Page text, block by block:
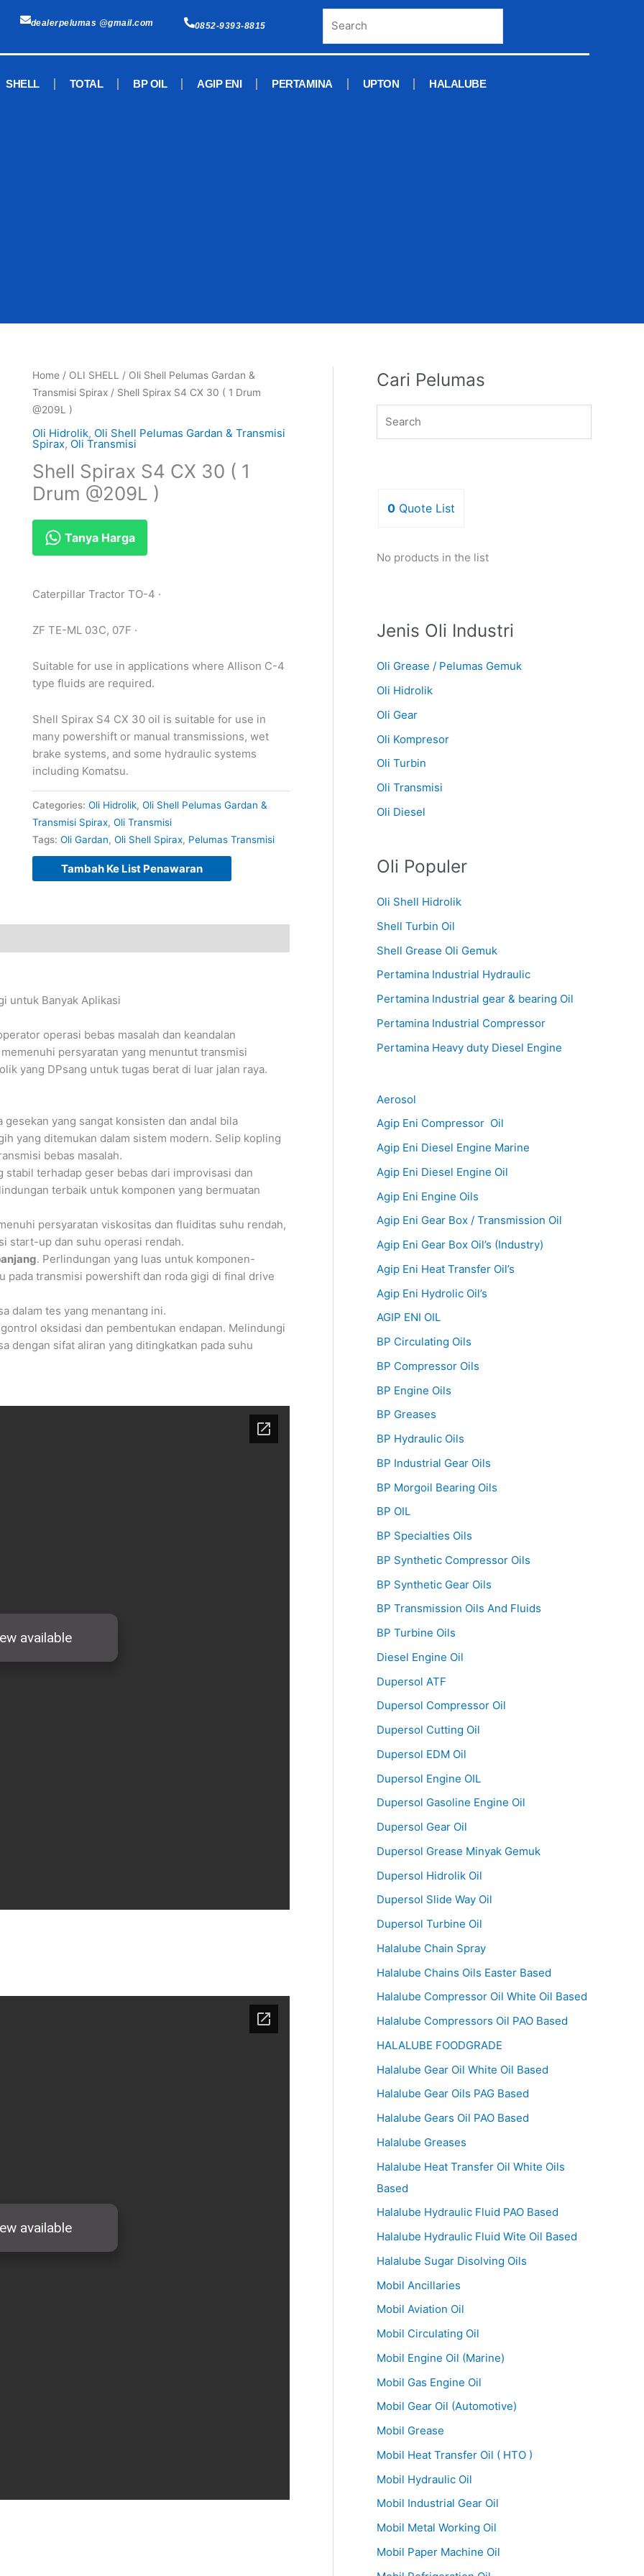
dealerpelumas @gmail.com 0852-9393-8815
SHELL TOTAL BP OIL AGIP ENI PERTAMINA UPTON HALALUBE
Home/ OLI SHELL / Oli Shell Pelumas Gardan &
Transmisi Spirax/ Shell Spirax S4 CX 30 ( 1 Drum
@209L )
Oli Hidrolik, Oli Shell Pelumas Gardan & Transmisi
Spirax, Oli Transmisi
Shell Spirax S4 CX 30 ( 1
Drum @209L )
Tanya Harga
Caterpillar Tractor TO-4 ·
ZF TE-ML 03C, 07F ·
Suitable for use in applications where Allison C-4
type fluids are required.
Shell Spirax S4 CX 30 oil is suitable for use in
many powershift or manual transmissions, wet
brake systems, and some hydraulic systems
including Komatsu.
Categories: Oli Hidrolik, Oli Shell Pelumas Gardan &
Transmisi Spirax, Oli Transmisi
Tags: Oli Gardan, Oli Shell Spirax, Pelumas Transmisi
Tambah Ke List Penawaran
untuk Banyak Aplikasi
operasi bebas masalah dan keandalan
persyaratan yang menuntut transmisi
yang DPsang untuk tugas berat di luar jalan raya.
gesekan yang sangat konsisten dan andal bila
yang ditemukan dalam sistem modern. Selip kopling
bebas masalah.
stabil terhadap geser bebas dari improvisasi dan
terbaik untuk komponen yang bermuatan
persyaratan viskositas dan fluiditas suhu rendah,
start-up dan suhu operasi rendah.
. Perlindungan yang luas untuk komponen-
pada transmisi powershift dan roda gigi di final drive
dalam tes yang menantang ini.
oksidasi dan pembentukan endapan. Melindungi
dengan sifat aliran yang ditingkatkan pada suhu
Cari Pelumas
0 Quote List
No products in the list
Jenis Oli Industri
Oli Grease / Pelumas Gemuk
Oli Hidrolik
Oli Gear
Oli Kompresor
Oli Turbin
Oli Transmisi
Oli Diesel
Oli Populer
Oli Shell Hidrolik
Shell Turbin Oil
Shell Grease Oli Gemuk
Pertamina Industrial Hydraulic
Pertamina Industrial gear & bearing Oil
Pertamina Industrial Compressor
Pertamina Heavy duty Diesel Engine
Aerosol
Agip Eni Compressor Oil
Agip Eni Diesel Engine Marine
Agip Eni Diesel Engine Oil
Agip Eni Engine Oils
Agip Eni Gear Box / Transmission Oil
Agip Eni Gear Box Oil’s (Industry)
Agip Eni Heat Transfer Oil’s
Agip Eni Hydrolic Oil’s
AGIP ENI OIL
BP Circulating Oils
BP Compressor Oils
BP Engine Oils
BP Greases
BP Hydraulic Oils
BP Industrial Gear Oils
BP Morgoil Bearing Oils
BP OIL
BP Specialties Oils
BP Synthetic Compressor Oils
BP Synthetic Gear Oils
BP Transmission Oils And Fluids
BP Turbine Oils
Diesel Engine Oil
Dupersol ATF
Dupersol Compressor Oil
Dupersol Cutting Oil
Dupersol EDM Oil
Dupersol Engine OIL
Dupersol Gasoline Engine Oil
Dupersol Gear Oil
Dupersol Grease Minyak Gemuk
Dupersol Hidrolik Oil
Dupersol Slide Way Oil
Dupersol Turbine Oil
Halalube Chain Spray
Halalube Chains Oils Easter Based
Halalube Compressor Oil White Oil Based
Halalube Compressors Oil PAO Based
HALALUBE FOODGRADE
Halalube Gear Oil White Oil Based
Halalube Gear Oils PAG Based
Halalube Gears Oil PAO Based
Halalube Greases
Halalube Heat Transfer Oil White Oils
Based
Halalube Hydraulic Fluid PAO Based
Halalube Hydraulic Fluid Wite Oil Based
Halalube Sugar Disolving Oils
Mobil Ancillaries
Mobil Aviation Oil
Mobil Circulating Oil
Mobil Engine Oil (Marine)
Mobil Gas Engine Oil
Mobil Gear Oil (Automotive)
Mobil Grease
Mobil Heat Transfer Oil ( HTO )
Mobil Hydraulic Oil
Mobil Industrial Gear Oil
Mobil Metal Working Oil
Mobil Paper Machine Oil